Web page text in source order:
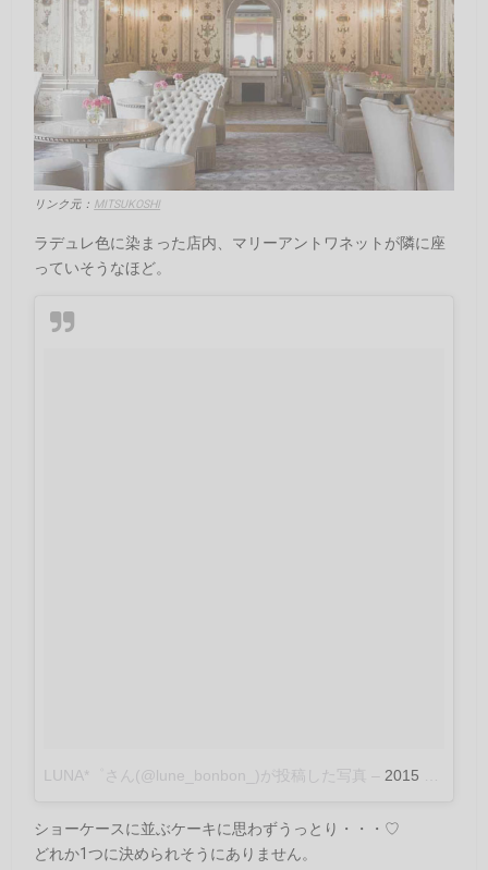
リンク元： MITSUKOSHI
ラデュレ色に染まった店内、マリーアントワネットが隣に座
っていそうなほど。
LUNA*゜さん(@lune_bonbon_)が投稿した写真 – 2015 8月 4 10:55午後 PDT
ショーケースに並ぶケーキに思わずうっとり・・・♡
どれか1つに決められそうにありません。